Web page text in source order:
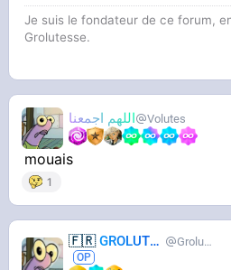
Je suis le fondateur de ce forum,
Grolutesse.
اللهم اجمعنا Volutes
mouais
1
🇫🇷GROLUTES Grolutes